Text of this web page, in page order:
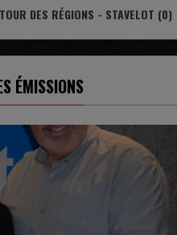
TOUR DES RÉGIONS - STAVELOT (0)
ÉMISSIONS